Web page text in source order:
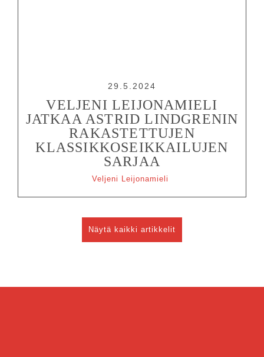
29.5.2024
VELJENI LEIJONAMIELI
JATKAA ASTRID LINDGRENIN
RAKASTETTUJEN
KLASSIKKOSEIKKAILUJEN
SARJAA
Veljeni Leijonamieli
Näytä kaikki artikkelit